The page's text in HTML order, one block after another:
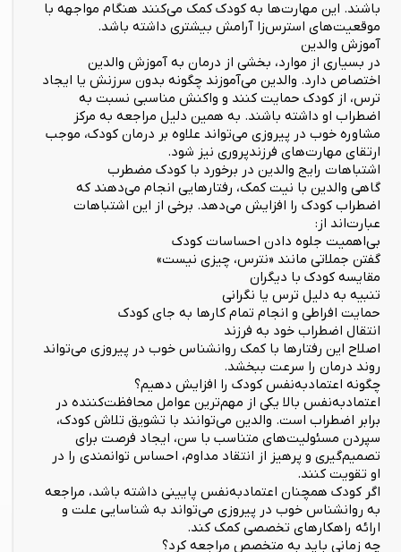
باشند. این مهارت‌ها به کودک کمک می‌کنند هنگام مواجهه با
موقعیت‌های استرس‌زا آرامش بیشتری داشته باشد.
آموزش والدین
در بسیاری از موارد، بخشی از درمان به آموزش والدین
اختصاص دارد. والدین می‌آموزند چگونه بدون سرزنش یا ایجاد
ترس، از کودک حمایت کنند و واکنش مناسبی نسبت به
اضطراب او داشته باشند. به همین دلیل مراجعه به مرکز
مشاوره خوب در پیروزی می‌تواند علاوه بر درمان کودک، موجب
ارتقای مهارت‌های فرزندپروری نیز شود.
اشتباهات رایج والدین در برخورد با کودک مضطرب
گاهی والدین با نیت کمک، رفتارهایی انجام می‌دهند که
اضطراب کودک را افزایش می‌دهد. برخی از این اشتباهات
عبارت‌اند از:
بی‌اهمیت جلوه دادن احساسات کودک
گفتن جملاتی مانند «نترس، چیزی نیست»
مقایسه کودک با دیگران
تنبیه به دلیل ترس یا نگرانی
حمایت افراطی و انجام تمام کارها به جای کودک
انتقال اضطراب خود به فرزند
اصلاح این رفتارها با کمک روانشناس خوب در پیروزی می‌تواند
روند درمان را سرعت ببخشد.
چگونه اعتمادبه‌نفس کودک را افزایش دهیم؟
اعتمادبه‌نفس بالا یکی از مهم‌ترین عوامل محافظت‌کننده در
برابر اضطراب است. والدین می‌توانند با تشویق تلاش کودک،
سپردن مسئولیت‌های متناسب با سن، ایجاد فرصت برای
تصمیم‌گیری و پرهیز از انتقاد مداوم، احساس توانمندی را در
او تقویت کنند.
اگر کودک همچنان اعتمادبه‌نفس پایینی داشته باشد، مراجعه
به روانشناس خوب در پیروزی می‌تواند به شناسایی علت و
ارائه راهکارهای تخصصی کمک کند.
چه زمانی باید به متخصص مراجعه کرد؟